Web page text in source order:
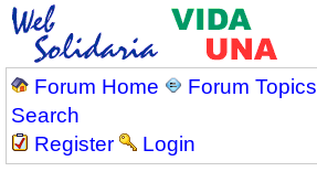
Forum Home Forum Topics
Search
Register
Login